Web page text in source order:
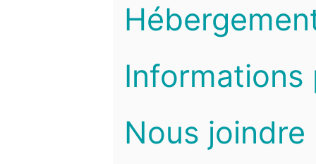
Informations
Nous joindre